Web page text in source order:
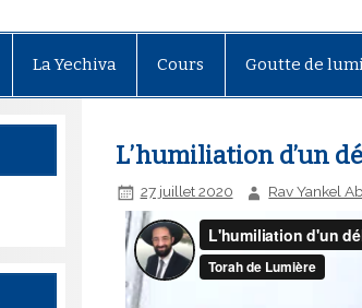
La Yechiva Cours Goutte de
L’humiliation d’un
27 juillet 2020 Rav Yankel